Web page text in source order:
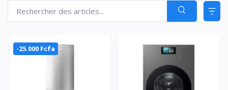
-25.000 Fcfa